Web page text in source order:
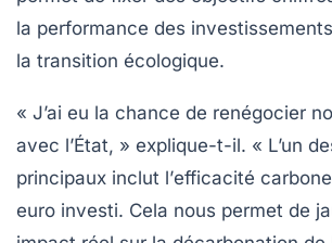
la performance des
la transition écologique.
« J’ai eu la chance de renégocier
avec l’État, » explique-t-il. « L’un
principaux inclut l’efficacité carbone
euro investi. Cela nous permet de